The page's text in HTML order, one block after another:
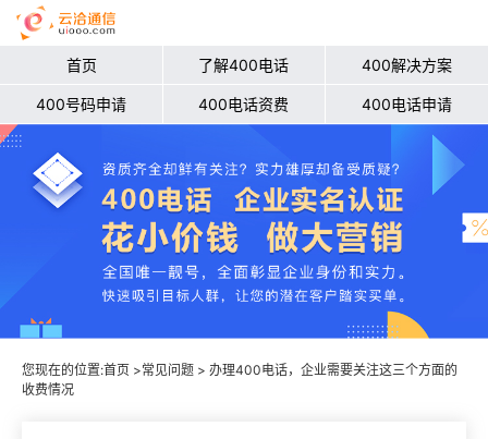
首页 了解400电话 400解决方案
400号码申请 400电话资费 400电话申请
您现在的位置:首页 >常见问题 > 办理400电话，企业需要关注这三个方面的
收费情况